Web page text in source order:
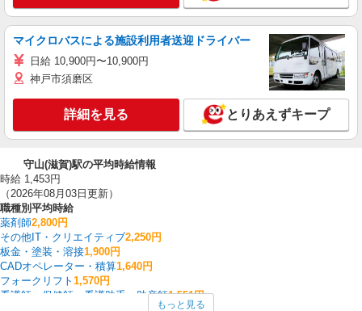
マイクロバスによる施設利用者送迎ドライバー
日給 10,900円〜10,900円
神戸市須磨区
詳細を見る とりあえずキープ
守山(滋賀)駅の平均時給情報
時給 1,453円
（2026年08月03日更新）
職種別平均時給
薬剤師2,800円
その他IT・クリエイティブ2,250円
板金・塗装・溶接1,900円
CADオペレーター・積算1,640円
フォークリフト 1,570円
看護師・保健師・看護助手・助産師1,551円
もっと見る